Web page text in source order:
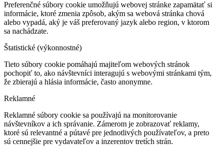
Preferenčné súbory cookie umožňujú webovej stránke zapamätať si
informácie, ktoré zmenia zpôsob, akým sa webová stránka chová
alebo vypadá, aký je váš preferovaný jazyk alebo region, v ktorom
sa nachádzate.
Štatistické (výkonnostné)
Tieto súbory cookie pomáhajú majiteľom webových stránok
pochopiť to, ako návštevníci interagujú s webovými stránkami tým,
že zbierajú a hlásia informácie, často anonymne.
Reklamné
Reklamné súbory cookie sa používajú na monitorovanie
návštevníkov a ich správanie. Zámerom je zobrazovať reklamy,
ktoré sú relevantné a pútavé pre jednotlivých používateľov, a preto
sú cennejšie pre vydavateľov a inzerentov tretích strán.